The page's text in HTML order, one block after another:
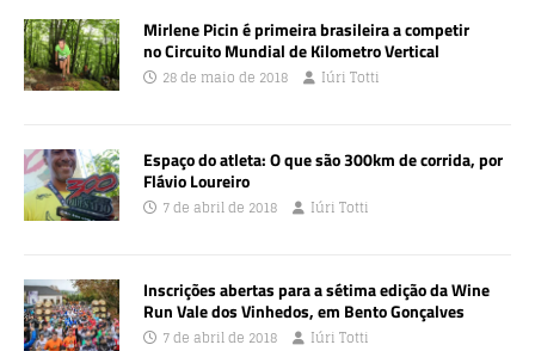
Mirlene Picin é primeira brasileira a competir
no Circuito Mundial de Kilometro Vertical
28 de maio de 2018 Iúri Totti
Espaço do atleta: O que são 300km de corrida, por
Flávio Loureiro
7 de abril de 2018 Iúri Totti
Inscrições abertas para a sétima edição da Wine
Run Vale dos Vinhedos, em Bento Gonçalves
7 de abril de 2018 Iúri Totti